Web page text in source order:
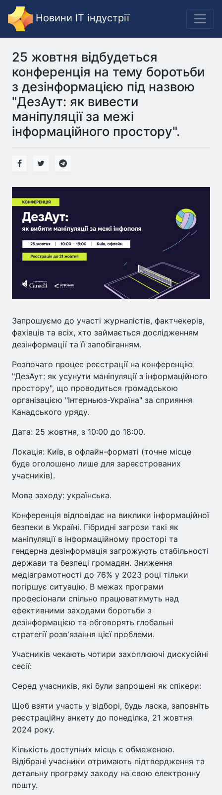
Новини IT індустрії
25 жовтня відбудеться
конференція на тему боротьби
з дезінформацією під назвою
"ДезАут: як вивести
маніпуляції за межі
інформаційного простору".
Запрошуємо до участі журналістів, фактчекерів,
фахівців та всіх, хто займається дослідженням
дезінформації та її запобіганням.
Розпочато процес реєстрації на конференцію
"ДезАут: як усунути маніпуляції з інформаційного
простору", що проводиться громадською
організацією "Інтерньюз-Україна" за сприяння
Канадського уряду.
Дата: 25 жовтня, з 10:00 до 18:00.
Локація: Київ, в офлайн-форматі (точне місце
буде оголошено лише для зареєстрованих
учасників).
Мова заходу: українська.
Конференція відповідає на виклики інформаційної
безпеки в Україні. Гібридні загрози такі як
маніпуляції в інформаційному просторі та
гендерна дезінформація загрожують стабільності
держави та безпеці громадян. Зниження
медіаграмотності до 76% у 2023 році тільки
погіршує ситуацію. В межах програми
професіонали спільно працюватимуть над
ефективними заходами боротьби з
дезінформацією та обговорять глобальні
стратегії розв'язання цієї проблеми.
Учасників чекають чотири захоплюючі дискусійні
сесії:
Серед учасників, які були запрошені як спікери:
Щоб взяти участь у відборі, будь ласка, заповніть
реєстраційну анкету до понеділка, 21 жовтня
2024 року.
Кількість доступних місць є обмеженою.
Відібрані учасники отримають підтвердження та
детальну програму заходу на свою електронну
пошту.